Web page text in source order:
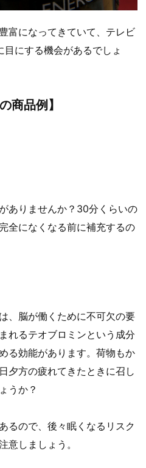
富になってきていて、テレビ
にする機会があるでしょ
商品例】
ありませんか？30分くらいの
全になくなる前に補充するの
、脳が働くために不可欠の要
れるテオブロミンという成分
る効能があります。荷物もか
夕方の疲れてきたときに召し
うか？
るので、後々眠くなるリスク
意しましょう。